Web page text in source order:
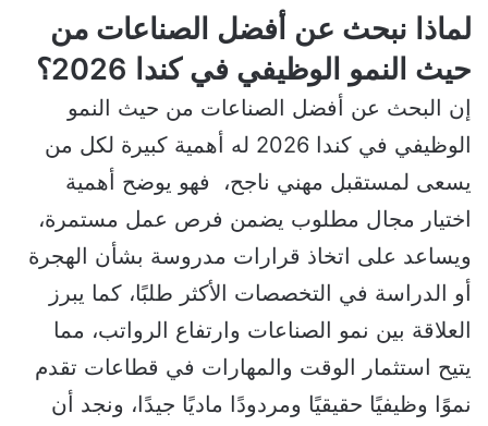
لماذا نبحث عن أفضل الصناعات من
حيث النمو الوظيفي في كندا 2026؟
إن البحث عن أفضل الصناعات من حيث النمو
الوظيفي في كندا 2026 له أهمية كبيرة لكل من
يسعى لمستقبل مهني ناجح، فهو يوضح أهمية
اختيار مجال مطلوب يضمن فرص عمل مستمرة،
ويساعد على اتخاذ قرارات مدروسة بشأن الهجرة
أو الدراسة في التخصصات الأكثر طلبًا، كما يبرز
العلاقة بين نمو الصناعات وارتفاع الرواتب، مما
يتيح استثمار الوقت والمهارات في قطاعات تقدم
نموًا وظيفيًا حقيقيًا ومردودًا ماديًا جيدًا، ونجد أن